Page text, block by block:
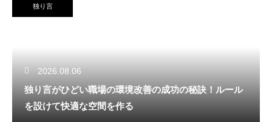
独り言
2026.08.06
独り言がひどい職場の環境改善の成功の秘訣！ルール
を設けて快適な空間を作る